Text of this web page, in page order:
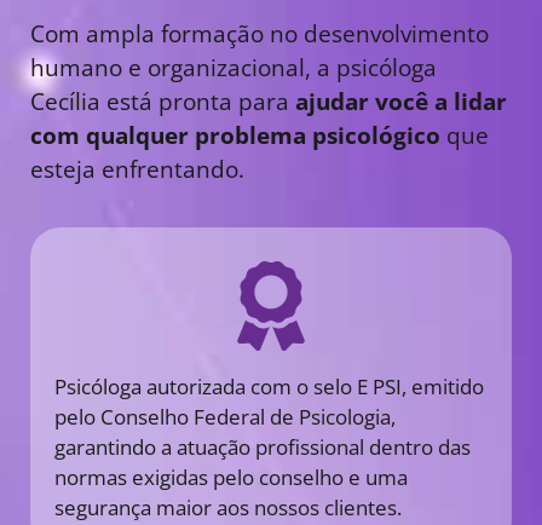
Com ampla formação no desenvolvimento
humano e organizacional, a psicóloga
Cecília está pronta para ajudar você a lidar
com qualquer problema psicológico que
esteja enfrentando.
Psicóloga autorizada com o selo E PSI, emitido
pelo Conselho Federal de Psicologia,
garantindo a atuação profissional dentro das
normas exigidas pelo conselho e uma
segurança maior aos nossos clientes.